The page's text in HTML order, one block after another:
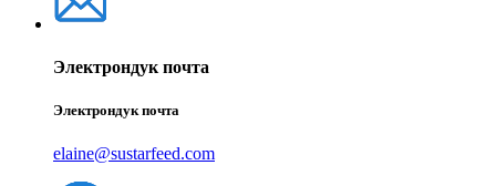
Электрондук почта
Электрондук почта
elaine@sustarfeed.com